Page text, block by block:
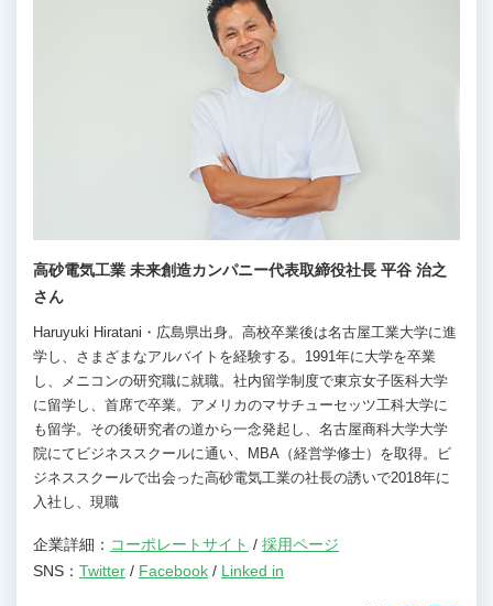
高砂電気工業 未来創造カンパニー代表取締役社長 平谷 治之
さん
Haruyuki Hiratani・広島県出身。高校卒業後は名古屋工業大学に進
学し、さまざまなアルバイトを経験する。1991年に大学を卒業
し、メニコンの研究職に就職。社内留学制度で東京女子医科大学
に留学し、首席で卒業。アメリカのマサチューセッツ工科大学に
も留学。その後研究者の道から一念発起し、名古屋商科大学大学
院にてビジネススクールに通い、MBA（経営学修士）を取得。ビ
ジネススクールで出会った高砂電気工業の社長の誘いで2018年に
入社し、現職
企業詳細： コーポレートサイト / 採用ページ
SNS： Twitter / Facebook / Linked in